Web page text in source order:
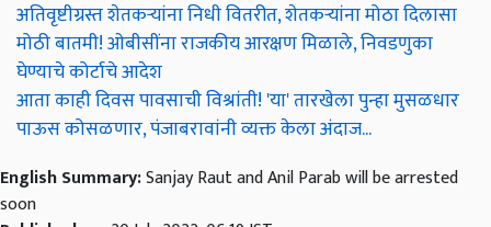
अतिवृष्टीग्रस्त शेतकऱ्यांना निधी वितरीत, शेतकऱ्यांना मोठा दिलासा
मोठी बातमी! ओबीसींना राजकीय आरक्षण मिळाले, निवडणुका
घेण्याचे कोर्टाचे आदेश
आता काही दिवस पावसाची विश्रांती! 'या' तारखेला पुन्हा मुसळधार
पाऊस कोसळणार, पंजाबरावांनी व्यक्त केला अंदाज...
English Summary:Sanjay Raut and Anil Parab will be arrested
soon